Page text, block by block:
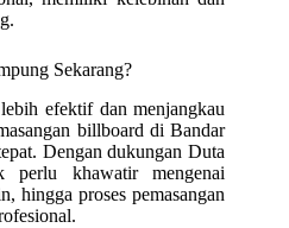
Sekarang?
efektif dan menjangkau
billboard di Bandar
Dengan dukungan Duta
perlu khawatir mengenai
hingga proses pemasangan